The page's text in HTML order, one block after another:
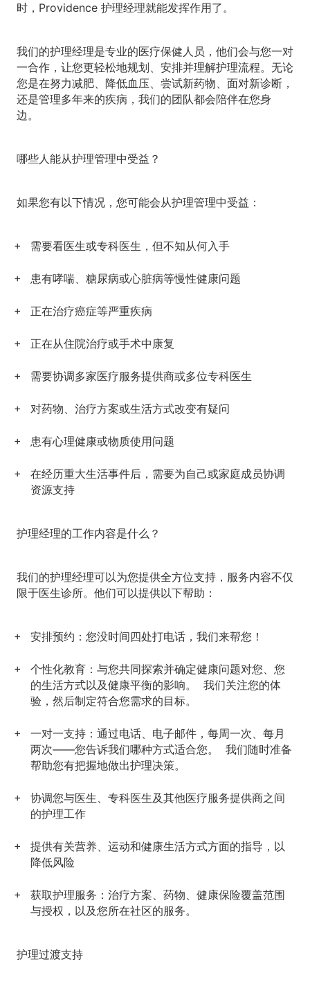
时，Providence 护理经理就能发挥作用了。
我们的护理经理是专业的医疗保健人员，他们会与您一对
一合作，让您更轻松地规划、安排并理解护理流程。无论
您是在努力减肥、降低血压、尝试新药物、面对新诊断，
还是管理多年来的疾病，我们的团队都会陪伴在您身
边。
哪些人能从护理管理中受益？
如果您有以下情况，您可能会从护理管理中受益：
需要看医生或专科医生，但不知从何入手
患有哮喘、糖尿病或心脏病等慢性健康问题
正在治疗癌症等严重疾病
正在从住院治疗或手术中康复
需要协调多家医疗服务提供商或多位专科医生
对药物、治疗方案或生活方式改变有疑问
患有心理健康或物质使用问题
在经历重大生活事件后，需要为自己或家庭成员协调
资源支持
护理经理的工作内容是什么？
我们的护理经理可以为您提供全方位支持，服务内容不仅
限于医生诊所。他们可以提供以下帮助：
安排预约： 您没时间四处打电话，我们来帮您！
个性化教育： 与您共同探索并确定健康问题对您、您
的生活方式以及健康平衡的影响。 我们关注您的体
验，然后制定符合您需求的目标。
一对一支持： 通过电话、电子邮件，每周一次、每月
两次——您告诉我们哪种方式适合您。 我们随时准备
帮助您有把握地做出护理决策。
协调您与医生、专科医生及其他医疗服务提供商之间
的护理工作
提供有关营养、运动和健康生活方式方面的指导 ，以
降低风险
获取护理服务： 治疗方案、药物、健康保险覆盖范围
与授权，以及您所在社区的服务。
护理过渡支持